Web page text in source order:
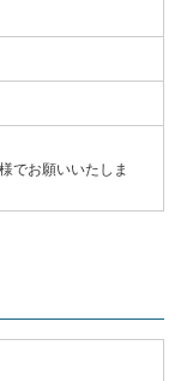
でお願いいたしま